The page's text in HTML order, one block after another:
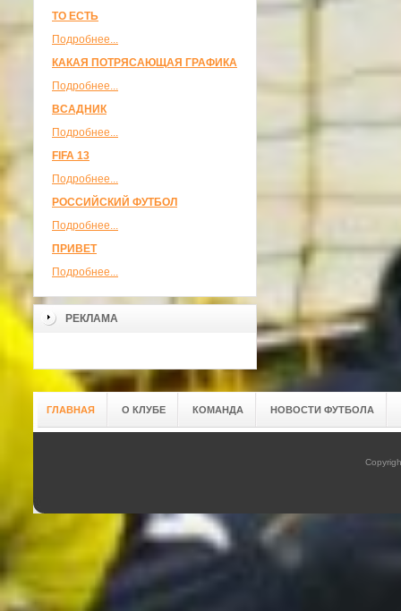
ТО ЕСТЬ
Подробнее...
КАКАЯ ПОТРЯСАЮЩАЯ ГРАФИКА
Подробнее...
ВСАДНИК
Подробнее...
FIFA 13
Подробнее...
РОССИЙСКИЙ ФУТБОЛ
Подробнее...
ПРИВЕТ
Подробнее...
РЕКЛАМА
ГЛАВНАЯ О КЛУБЕ КОМАНДА НОВОСТИ ФУТБОЛА